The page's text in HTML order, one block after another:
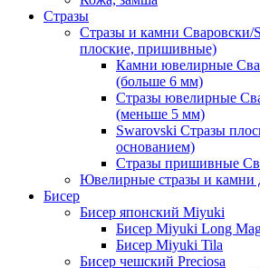
Стразы
Стразы и камни Сваровски/
плоские, пришивные)
Камни ювелирные
(больше 6 мм)
Стразы ювелирные
(меньше 5 мм)
Swarovski Стразы
основанием)
Стразы пришивные
Ювелирные стразы и камни
Бисер
Бисер японский Miyuki
Бисер Miyuki Long
Бисер Miyuki Tila
Бисер чешский Preciosa